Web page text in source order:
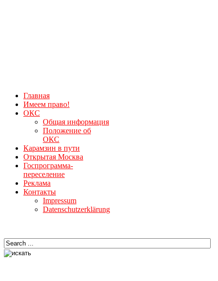
Главная
Имеем право!
ОКС
Общая информация
Положение об
ОКС
Карамзин в пути
Открытая Москва
Госпрограмма-
переселение
Реклама
Контакты
Impressum
Datenschutzerklärung